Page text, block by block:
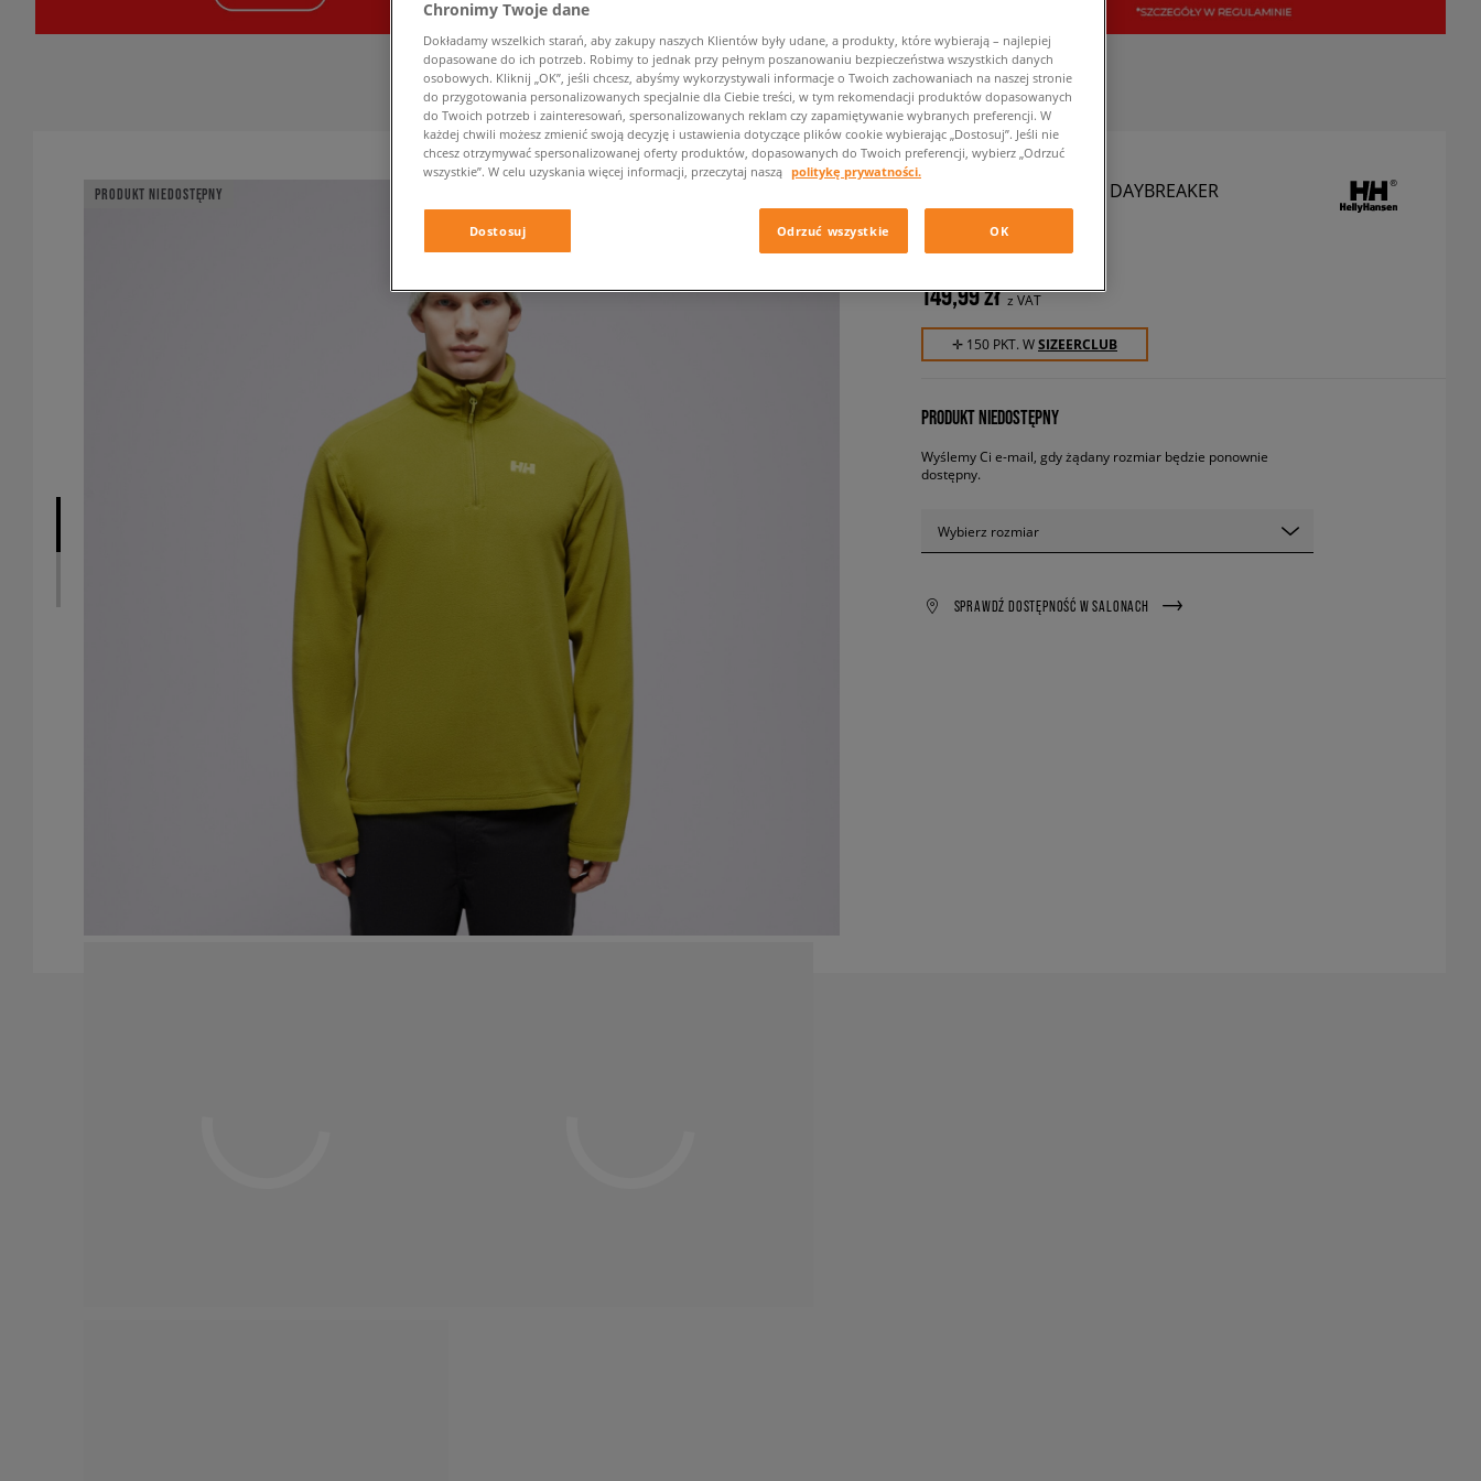
PRODUKT NIEDOSTĘPNY HELLY HANSEN BLUZA DAYBREAKER
męskie, bluzy
149,99 zł z VAT
✛ 150 PKT. WSIZEERCLUB
PRODUKT NIEDOSTĘPNY
Wyślemy Ci e-mail, gdy żądany rozmiar będzie ponownie
dostępny.
Wybierz rozmiar
SPRAWDŹ DOSTĘPNOŚĆ W SALONACH
Chronimy Twoje dane
Dokładamy wszelkich starań, aby zakupy naszych Klientów były udane, a produkty, które wybierają – najlepiej
dopasowane do ich potrzeb. Robimy to jednak przy pełnym poszanowaniu bezpieczeństwa wszystkich danych
osobowych. Kliknij „OK”, jeśli chcesz, abyśmy wykorzystywali informacje o Twoich zachowaniach na naszej stronie
do przygotowania personalizowanych specjalnie dla Ciebie treści, w tym rekomendacji produktów dopasowanych
do Twoich potrzeb i zainteresowań, spersonalizowanych reklam czy zapamiętywanie wybranych preferencji. W
każdej chwili możesz zmienić swoją decyzję i ustawienia dotyczące plików cookie wybierając „Dostosuj”. Jeśli nie
chcesz otrzymywać spersonalizowanej oferty produktów, dopasowanych do Twoich preferencji, wybierz „Odrzuć
wszystkie”. W celu uzyskania więcej informacji, przeczytaj naszą politykę prywatności.
Dostosuj Odrzuć wszystkie OK